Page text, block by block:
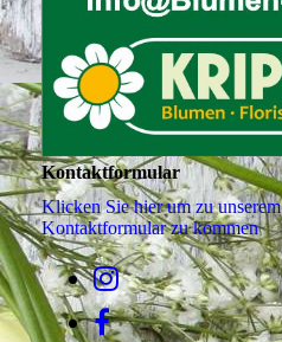
Kontaktformular
Klicken Sie hier um zu unserem
Kon­takt­for­mu­lar zu kommen